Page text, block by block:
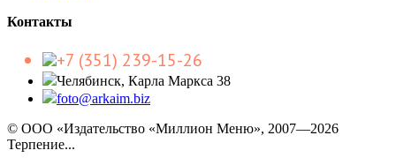
Контакты
+7 (351) 239-15-26
Челябинск, Карла Маркса 38
foto@arkaim.biz
© ООО «Издательство «Миллион Меню», 2007—2026
Терпение...